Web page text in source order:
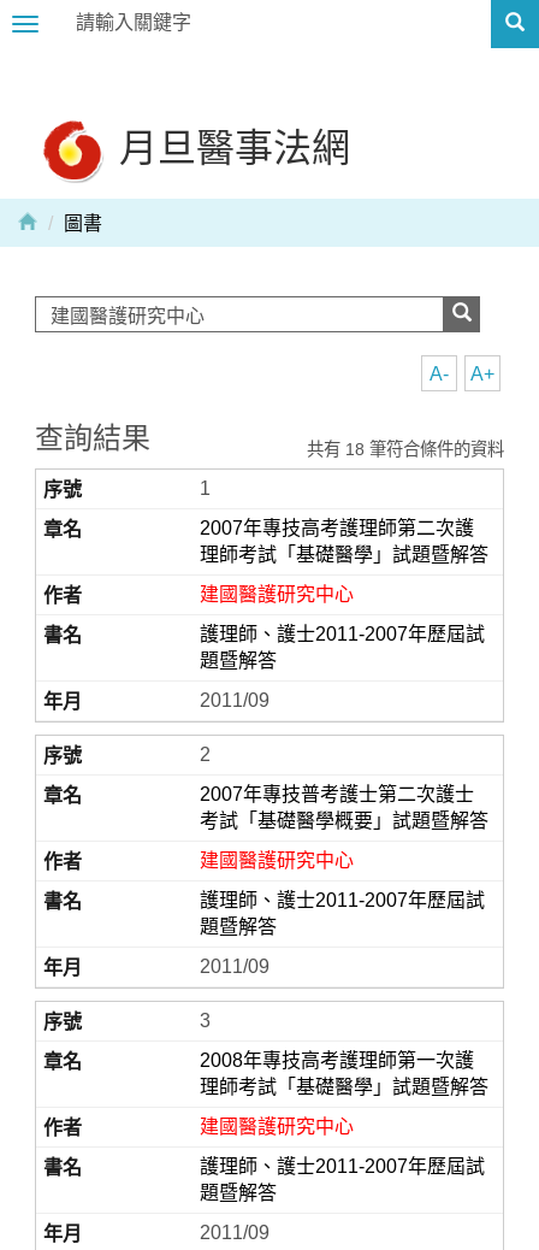
Toggle
月旦醫事法網
圖書
A+
A-
查詢結果 共有 18 筆符合條件的資料
1
2007年專技高考護理師第二次護
理師考試「基礎醫學」試題暨解答
建國醫護研究中心
護理師、護士2011-2007年歷屆試
題暨解答
2011/09
2
2007年專技普考護士第二次護士
考試「基礎醫學概要」試題暨解答
建國醫護研究中心
護理師、護士2011-2007年歷屆試
題暨解答
2011/09
3
2008年專技高考護理師第一次護
理師考試「基礎醫學」試題暨解答
建國醫護研究中心
護理師、護士2011-2007年歷屆試
題暨解答
2011/09